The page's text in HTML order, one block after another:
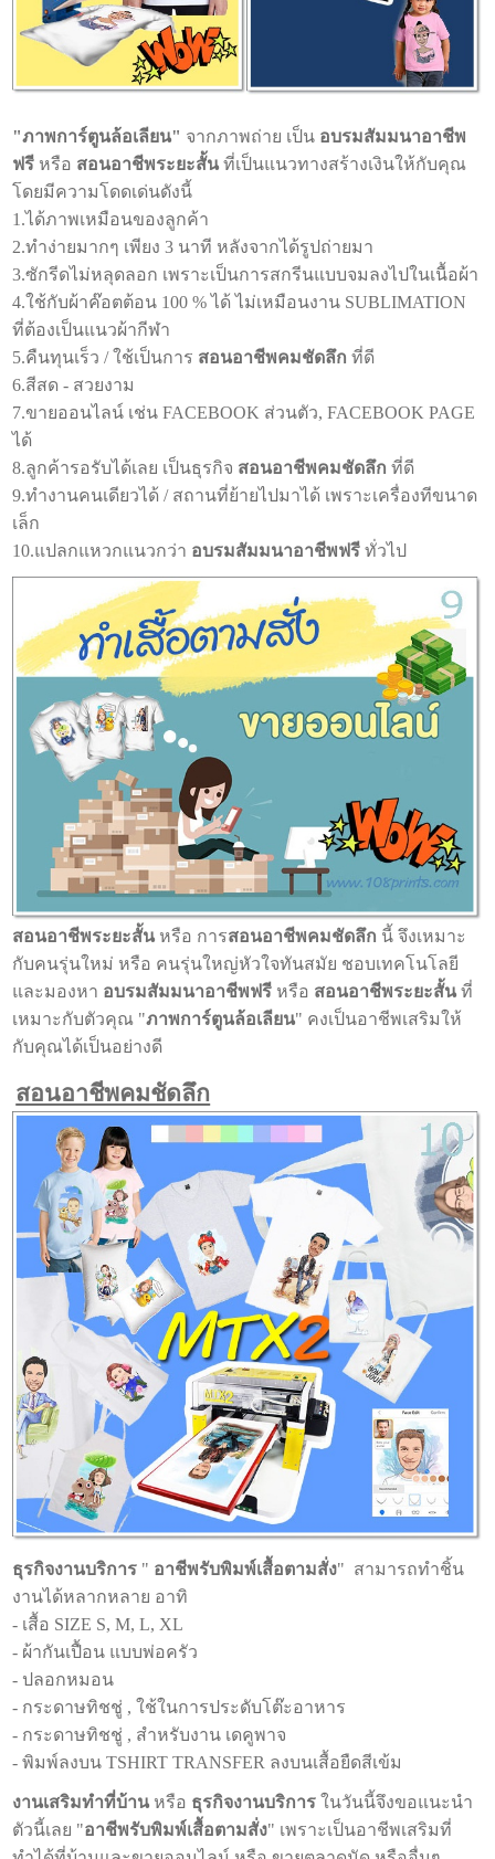
"ภาพการ์ตูนล้อเลียน" จากภาพถ่าย เป็น อบรมสัมมนาอาชีพ
ฟรี หรือ สอนอาชีพระยะสั้น ที่เป็นแนวทางสร้างเงินให้กับคุณ
โดยมีความโดดเด่นดังนี้
1.ได้ภาพเหมือนของลูกค้า
2.ทำง่ายมากๆ เพียง 3 นาที หลังจากได้รูปถ่ายมา
3.ซักรีดไม่หลุดลอก เพราะเป็นการสกรีนแบบจมลงไปในเนื้อผ้า
4.ใช้กับผ้าค๊อตต้อน 100 % ได้ ไม่เหมือนงาน SUBLIMATION
ที่ต้องเป็นแนวผ้ากีฬา
5.คืนทุนเร็ว / ใช้เป็นการ สอนอาชีพคมชัดลึก ที่ดี
6.สีสด - สวยงาม
7.ขายออนไลน์ เช่น FACEBOOK ส่วนตัว, FACEBOOK PAGE
ได้
8.ลูกค้ารอรับได้เลย เป็นธุรกิจ สอนอาชีพคมชัดลึก ที่ดี
9.ทำงานคนเดียวได้ / สถานที่ย้ายไปมาได้ เพราะเครื่องทีขนาด
เล็ก
10.แปลกแหวกแนวกว่า อบรมสัมมนาอาชีพฟรี ทั่วไป
สอนอาชีพระยะสั้น หรือ การสอนอาชีพคมชัดลึก นี้ จึงเหมาะ
กับคนรุ่นใหม่ หรือ คนรุ่นใหญ่หัวใจทันสมัย ชอบเทคโนโลยี
และมองหา อบรมสัมมนาอาชีพฟรี หรือ สอนอาชีพระยะสั้น ที่
เหมาะกับตัวคุณ "ภาพการ์ตูนล้อเลียน" คงเป็นอาชีพเสริมให้
กับคุณได้เป็นอย่างดี
สอนอาชีพคมชัดลึก
ธุรกิจงานบริการ " อาชีพรับพิมพ์เสื้อตามสั่ง" สามารถทำชิ้น
งานได้หลากหลาย อาทิ
- เสื้อ SIZE S, M, L, XL
- ผ้ากันเปื้อน แบบพ่อครัว
- ปลอกหมอน
- กระดาษทิชชู่ , ใช้ในการประดับโต๊ะอาหาร
- กระดาษทิชชู่ , สำหรับงาน เดคูพาจ
- พิมพ์ลงบน TSHIRT TRANSFER ลงบนเสื้อยืดสีเข้ม
งานเสริมทําที่บ้าน หรือ ธุรกิจงานบริการ ในวันนี้จึงขอแนะนำ
ตัวนี้เลย "อาชีพรับพิมพ์เสื้อตามสั่ง" เพราะเป็นอาชีพเสริมที่